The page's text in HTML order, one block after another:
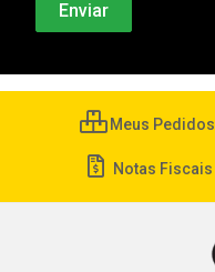
Meus Pedidos
Notas Fiscais